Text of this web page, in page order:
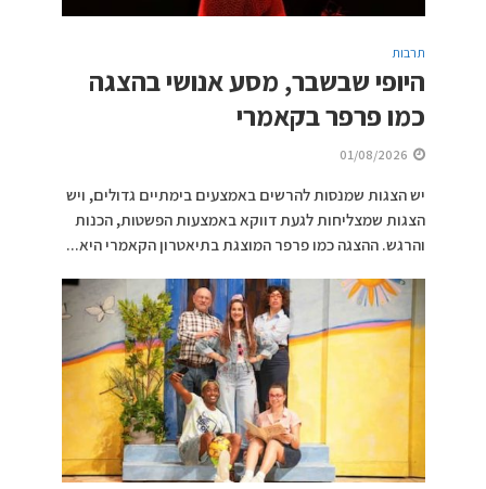
תרבות
היופי שבשבר, מסע אנושי בהצגה
כמו פרפר בקאמרי
01/08/2026
יש הצגות שמנסות להרשים באמצעים בימתיים גדולים, ויש
הצגות שמצליחות לגעת דווקא באמצעות הפשטות, הכנות
והרגש. ההצגה כמו פרפר המוצגת בתיאטרון הקאמרי היא...